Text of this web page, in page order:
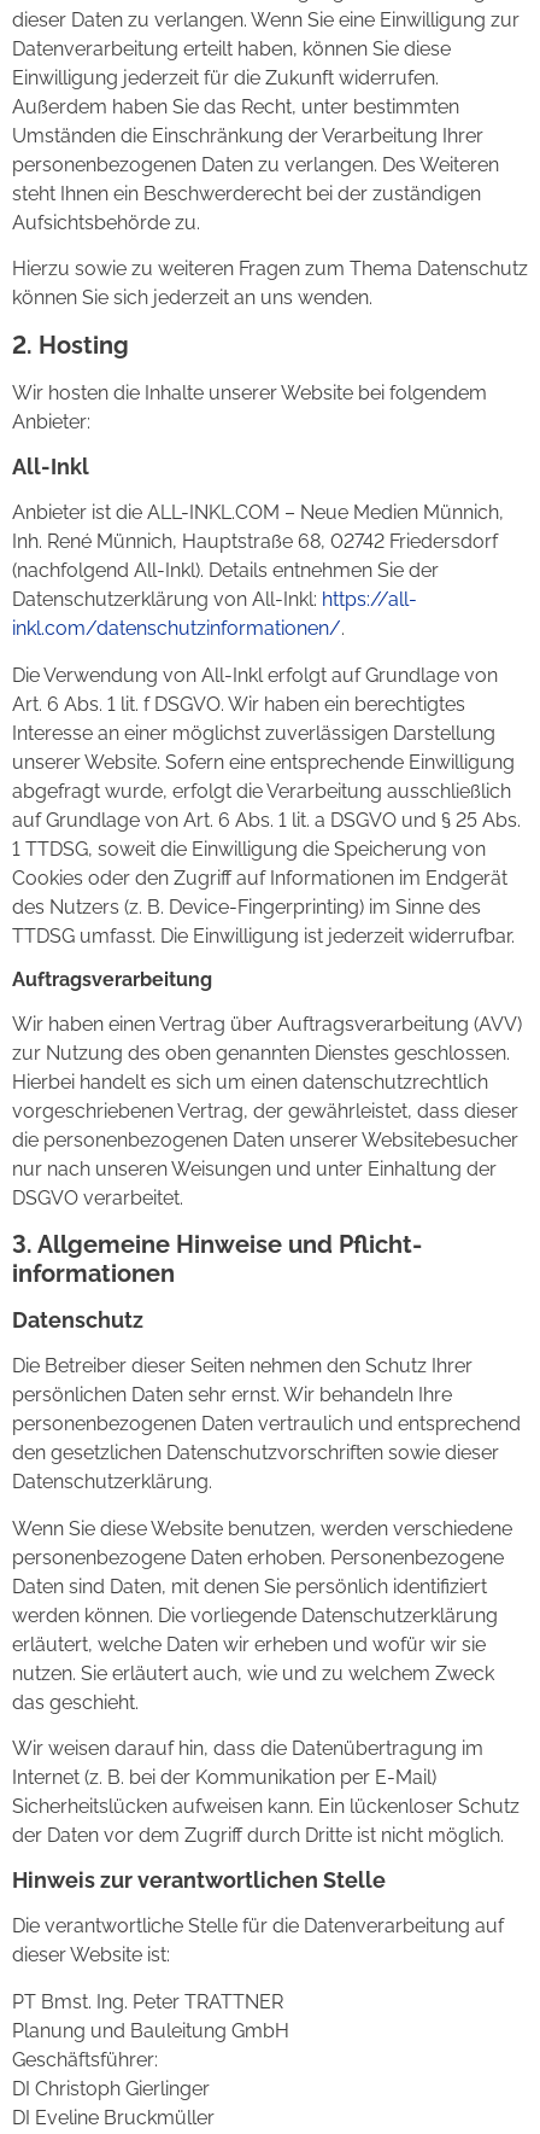
dieser Daten zu verlangen. Wenn Sie eine Einwilligung zur
Datenverarbeitung erteilt haben, können Sie diese
Einwilligung jederzeit für die Zukunft widerrufen.
Außerdem haben Sie das Recht, unter bestimmten
Umständen die Einschränkung der Verarbeitung Ihrer
personenbezogenen Daten zu verlangen. Des Weiteren
steht Ihnen ein Beschwerderecht bei der zuständigen
Aufsichtsbehörde zu.
Hierzu sowie zu weiteren Fragen zum Thema Datenschutz
können Sie sich jederzeit an uns wenden.
2. Hosting
Wir hosten die Inhalte unserer Website bei folgendem
Anbieter:
All-Inkl
Anbieter ist die ALL-INKL.COM – Neue Medien Münnich,
Inh. René Münnich, Hauptstraße 68, 02742 Friedersdorf
(nachfolgend All-Inkl). Details entnehmen Sie der
Datenschutzerklärung von All-Inkl: https://all-
inkl.com/datenschutzinformationen/.
Die Verwendung von All-Inkl erfolgt auf Grundlage von
Art. 6 Abs. 1 lit. f DSGVO. Wir haben ein berechtigtes
Interesse an einer möglichst zuverlässigen Darstellung
unserer Website. Sofern eine entsprechende Einwilligung
abgefragt wurde, erfolgt die Verarbeitung ausschließlich
auf Grundlage von Art. 6 Abs. 1 lit. a DSGVO und § 25 Abs.
1 TTDSG, soweit die Einwilligung die Speicherung von
Cookies oder den Zugriff auf Informationen im Endgerät
des Nutzers (z. B. Device-Fingerprinting) im Sinne des
TTDSG umfasst. Die Einwilligung ist jederzeit widerrufbar.
Auftragsverarbeitung
Wir haben einen Vertrag über Auftragsverarbeitung (AVV)
zur Nutzung des oben genannten Dienstes geschlossen.
Hierbei handelt es sich um einen datenschutzrechtlich
vorgeschriebenen Vertrag, der gewährleistet, dass dieser
die personenbezogenen Daten unserer Websitebesucher
nur nach unseren Weisungen und unter Einhaltung der
DSGVO verarbeitet.
3. Allgemeine Hinweise und Pflicht­
informationen
Datenschutz
Die Betreiber dieser Seiten nehmen den Schutz Ihrer
persönlichen Daten sehr ernst. Wir behandeln Ihre
personenbezogenen Daten vertraulich und entsprechend
den gesetzlichen Datenschutzvorschriften sowie dieser
Datenschutzerklärung.
Wenn Sie diese Website benutzen, werden verschiedene
personenbezogene Daten erhoben. Personenbezogene
Daten sind Daten, mit denen Sie persönlich identifiziert
werden können. Die vorliegende Datenschutzerklärung
erläutert, welche Daten wir erheben und wofür wir sie
nutzen. Sie erläutert auch, wie und zu welchem Zweck
das geschieht.
Wir weisen darauf hin, dass die Datenübertragung im
Internet (z. B. bei der Kommunikation per E-Mail)
Sicherheitslücken aufweisen kann. Ein lückenloser Schutz
der Daten vor dem Zugriff durch Dritte ist nicht möglich.
Hinweis zur verantwortlichen Stelle
Die verantwortliche Stelle für die Datenverarbeitung auf
dieser Website ist:
PT Bmst. Ing. Peter TRATTNER
Planung und Bauleitung GmbH
Geschäftsführer:
DI Christoph Gierlinger
DI Eveline Bruckmüller